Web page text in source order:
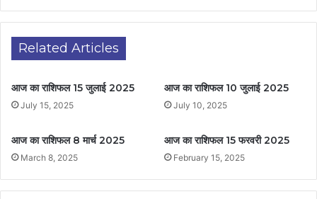
Related Articles
आज का राशिफल 15 जुलाई 2025
July 15, 2025
आज का राशिफल 10 जुलाई 2025
July 10, 2025
आज का राशिफल 8 मार्च 2025
March 8, 2025
आज का राशिफल 15 फरवरी 2025
February 15, 2025